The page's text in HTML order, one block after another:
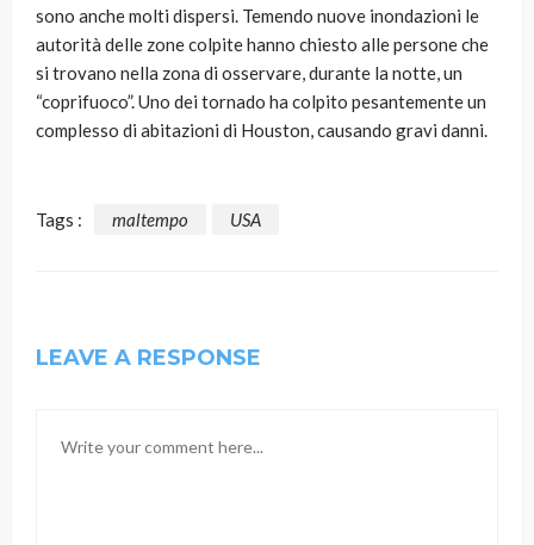
sono anche molti dispersi. Temendo nuove inondazioni le
autorità delle zone colpite hanno chiesto alle persone che
si trovano nella zona di osservare, durante la notte, un
“coprifuoco”. Uno dei tornado ha colpito pesantemente un
complesso di abitazioni di Houston, causando gravi danni.
Tags : maltempo USA
LEAVE A RESPONSE